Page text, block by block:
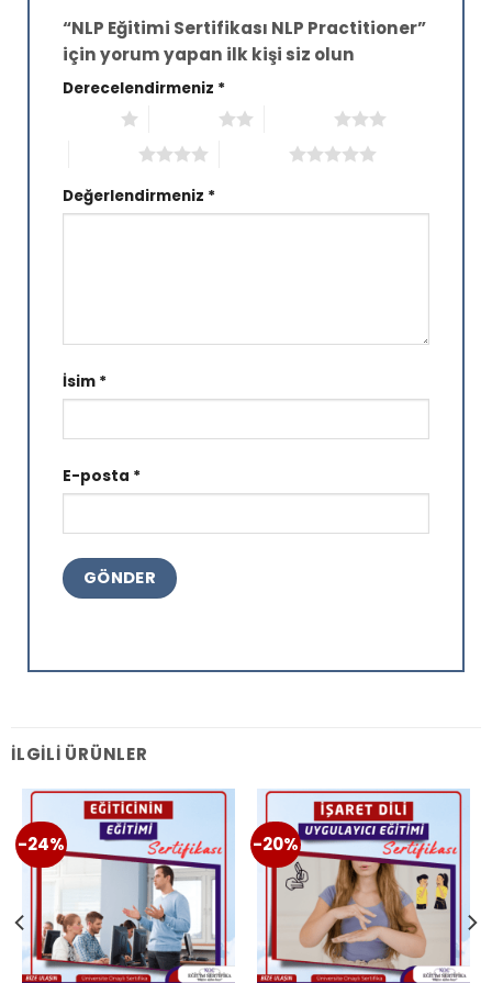
“NLP Eğitimi Sertifikası NLP Practitioner”
için yorum yapan ilk kişi siz olun
Derecelendirmeniz *
Değerlendirmeniz *
İsim *
E-posta *
İLGILI ÜRÜNLER
-24% -20%